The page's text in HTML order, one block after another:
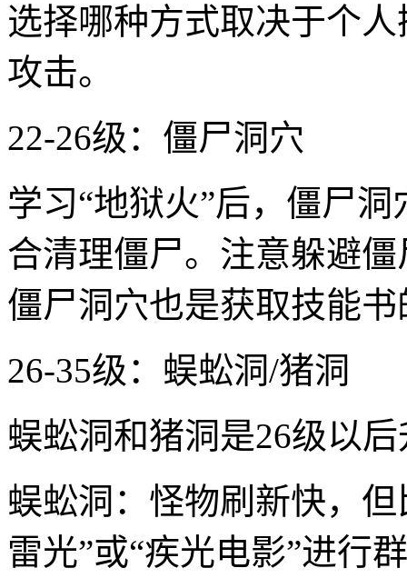
选择哪种方式取决于个
攻击。
22-26级：僵尸洞穴
学习“地狱火”后，僵尸
合清理僵尸。注意躲避
僵尸洞穴也是获取技能
26-35级：蜈蚣洞/猪洞
蜈蚣洞和猪洞是26级以
蜈蚣洞：怪物刷新快，
雷光”或“疾光电影”进行